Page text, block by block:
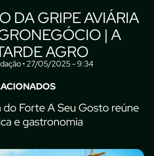
DA GRIPE AVIÁRIA
| A
AGRO
• 27/05/2025 - 9:34
do Forte A Seu Gosto reúne
e gastronomia